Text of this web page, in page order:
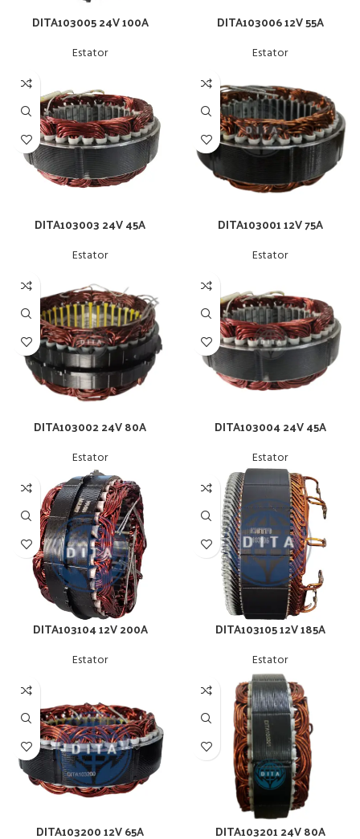
DITA103005 24V 100A
Estator
DITA103006 12V 55A
Estator
DITA103003 24V 45A
Estator
DITA103001 12V 75A
Estator
DITA103002 24V 80A
Estator
DITA103004 24V 45A
Estator
DITA103104 12V 200A
Estator
DITA103105 12V 185A
Estator
DITA103200 12V 65A DITA103201 24V 80A